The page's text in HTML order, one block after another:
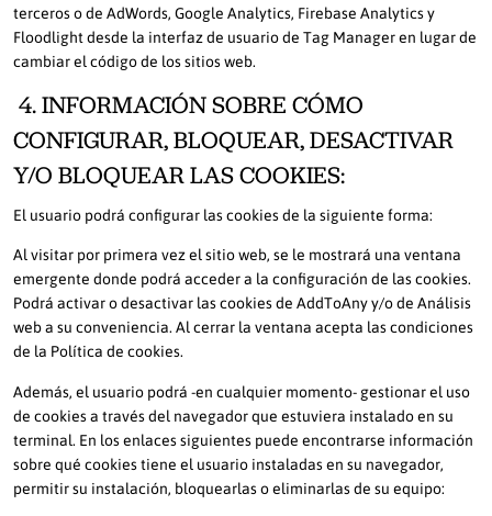
terceros o de AdWords, Google Analytics, Firebase Analytics y
Floodlight desde la interfaz de usuario de Tag Manager en lugar de
cambiar el código de los sitios web.
4. INFORMACIÓN SOBRE CÓMO
CONFIGURAR, BLOQUEAR, DESACTIVAR
Y/O BLOQUEAR LAS COOKIES:
El usuario podrá configurar las cookies de la siguiente forma:
Al visitar por primera vez el sitio web, se le mostrará una ventana
emergente donde podrá acceder a la configuración de las cookies.
Podrá activar o desactivar las cookies de AddToAny y/o de Análisis
web a su conveniencia. Al cerrar la ventana acepta las condiciones
de la Política de cookies.
Además, el usuario podrá -en cualquier momento- gestionar el uso
de cookies a través del navegador que estuviera instalado en su
terminal. En los enlaces siguientes puede encontrarse información
sobre qué cookies tiene el usuario instaladas en su navegador,
permitir su instalación, bloquearlas o eliminarlas de su equipo: